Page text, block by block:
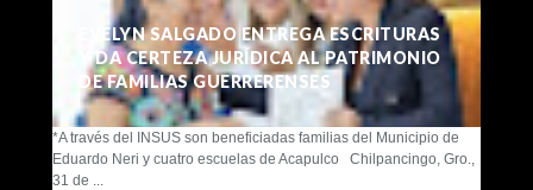
EVELYN SALGADO ENTREGA ESCRITURAS
Y DA CERTEZA JURÍDICA AL PATRIMONIO
DE FAMILIAS GUERRERENSES
*A través del INSUS son beneficiadas familias del Municipio de
Eduardo Neri y cuatro escuelas de Acapulco Chilpancingo, Gro.,
31 de ...